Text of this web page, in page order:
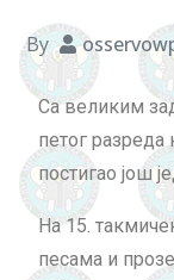
By
Са великим
петог
постигао још
На 15.
песама и